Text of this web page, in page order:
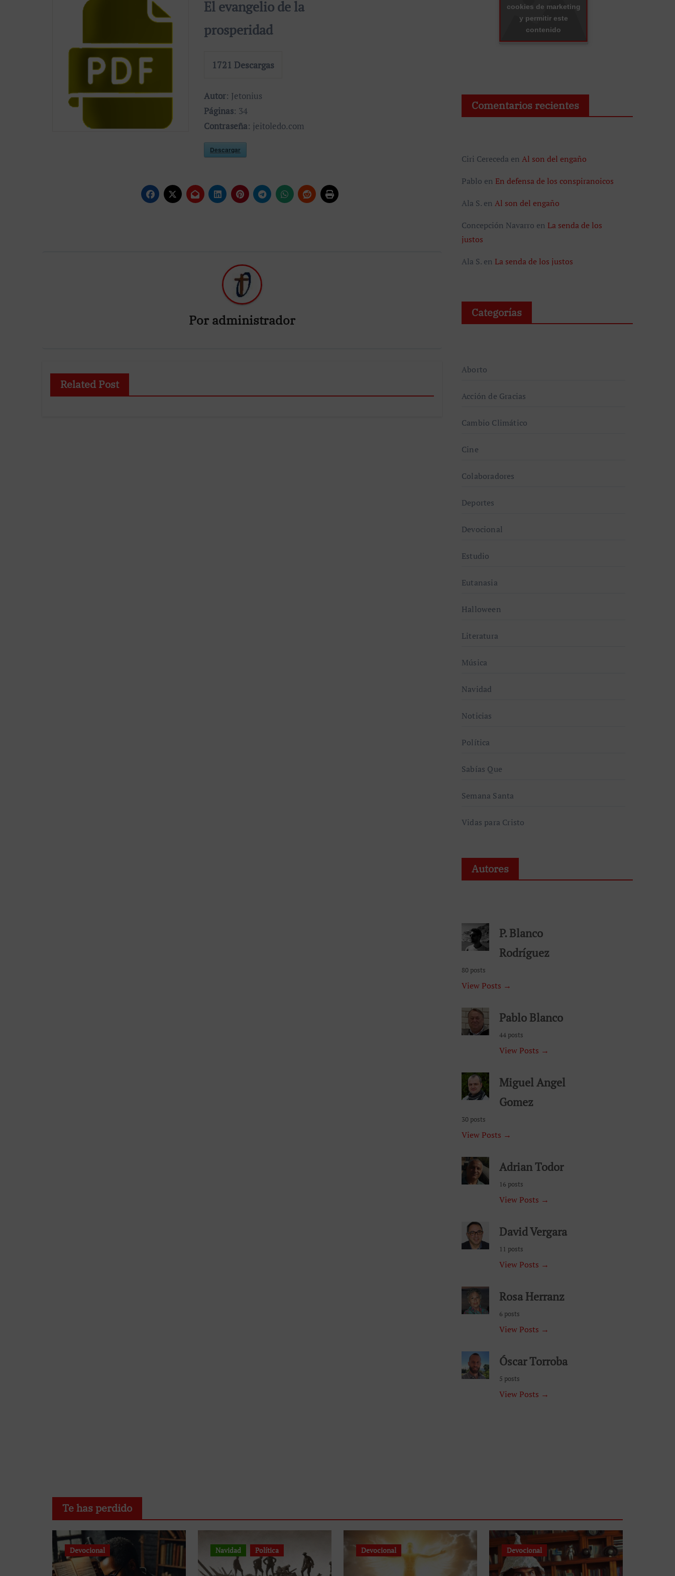
El evangelio de la
prosperidad
1721 Descargas
Autor: Jetonius
Páginas: 34
Contraseña: jeitoledo.com
Descargar
Por administrador
Related Post
cookies de marketing
y permitir este
contenido
Comentarios recientes
Ciri Cereceda en Al son del engaño
Pablo en En defensa de los conspiranoicos
Ala S. en Al son del engaño
Concepción Navarro en La senda de los
justos
Ala S. en La senda de los justos
Categorías
Aborto
Acción de Gracias
Cambio Climático
Cine
Colaboradores
Deportes
Devocional
Estudio
Eutanasia
Halloween
Literatura
Música
Navidad
Noticias
Política
Sabías Que
Semana Santa
Vidas para Cristo
Autores
P. Blanco
Rodríguez
80 posts
View Posts →
Pablo Blanco
44 posts
View Posts →
Miguel Angel
Gomez
30 posts
View Posts →
Adrian Todor
16 posts
View Posts →
David Vergara
11 posts
View Posts →
Rosa Herranz
6 posts
View Posts →
Óscar Torroba
5 posts
View Posts →
Te has perdido
Devocional Navidad Política Devocional Devocional